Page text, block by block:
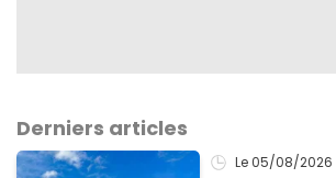
Derniers articles
Le 05/08/2026